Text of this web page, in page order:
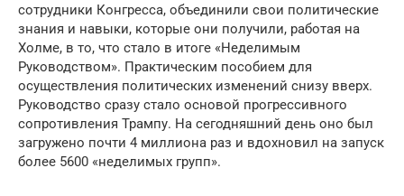
сотрудники Конгресса, объединили свои политические
знания и навыки, которые они получили, работая на
Холме, в то, что стало в итоге «Неделимым
Руководством». Практическим пособием для
осуществления политических изменений снизу вверх.
Руководство сразу стало основой прогрессивного
сопротивления Трампу. На сегодняшний день оно был
загружено почти 4 миллиона раз и вдохновил на запуск
более 5600 «неделимых групп».